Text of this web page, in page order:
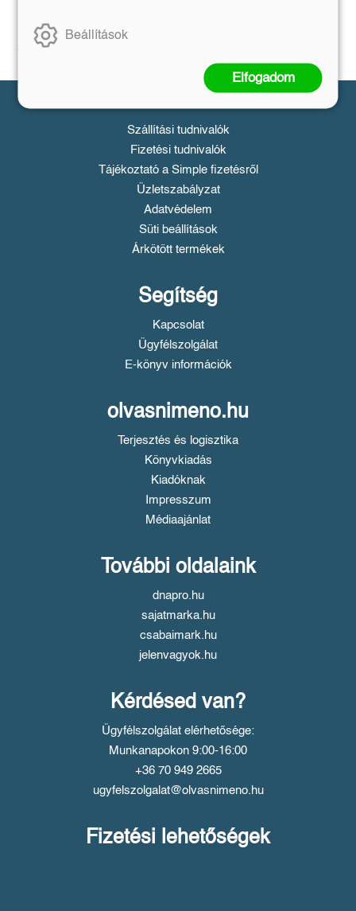
16., 18:00-19:00
Szállítási tudnivalók
Fizetési tudnivalók
Tájékoztató a Simple fizetésről
Üzletszabályzat
Adatvédelem
Süti beállítások
Árkötött termékek
Segítség
Kapcsolat
Ügyfélszolgálat
E-könyv információk
olvasnimeno.hu
Terjesztés és logisztika
Könyvkiadás
Kiadóknak
Impresszum
Médiaajánlat
További oldalaink
dnapro.hu
sajatmarka.hu
csabaimark.hu
jelenvagyok.hu
Kérdésed van?
Ügyfélszolgálat elérhetősége:
Munkanapokon 9:00-16:00
+36 70 949 2665
ugyfelszolgalat@olvasnimeno.hu
Fizetési lehetőségek
Beállítások
Elfogadom